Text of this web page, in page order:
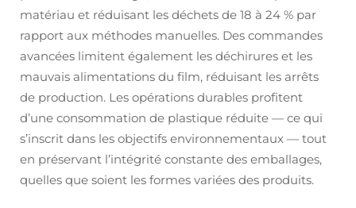
matériau et réduisant les déchets de 18 à 24 % par
rapport aux méthodes manuelles. Des commandes
avancées limitent également les déchirures et les
mauvais alimentations du film, réduisant les arrêts
de production. Les opérations durables profitent
d’une consommation de plastique réduite — ce qui
s’inscrit dans les objectifs environnementaux — tout
en préservant l’intégrité constante des emballages,
quelles que soient les formes variées des produits.